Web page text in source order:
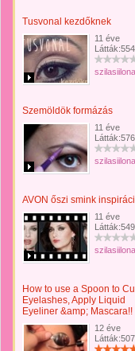
Tusvonal kezdőknek
11 éve
Látták:554
szilasiilona
Szemöldök formázás
11 éve
Látták:576
szilasiilona
AVON őszi smink
11 éve
Látták:549
szilasiilona
How to use a Spoon to
Eyelashes, Apply Liquid
Eyeliner &amp; Mascara!!
12 éve
Látták:507